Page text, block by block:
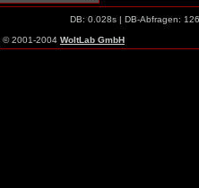
DB: 0.028s | DB-Abfragen:
© 2001-2004 WoltLab GmbH